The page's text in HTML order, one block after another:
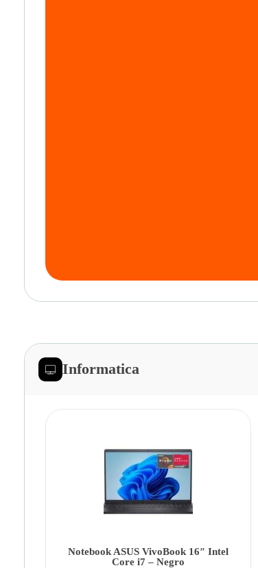
Informatica
Notebook ASUS VivoBook 16″ Intel
Core i7 – Negro